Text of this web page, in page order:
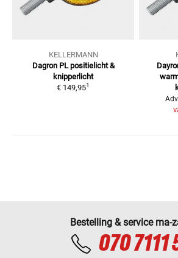
KELLERMANN
Dagron PL positielicht &
knipperlicht
€ 149,951
Bestelling & service ma-
070 7111